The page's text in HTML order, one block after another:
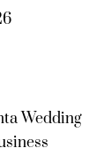
Wedding